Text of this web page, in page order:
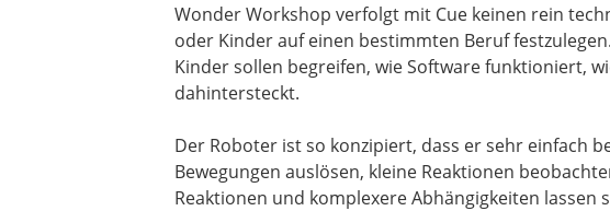
Wonder Workshop verfolgt mit Cue keinen rein
oder Kinder auf einen bestimmten Beruf
Kinder sollen begreifen, wie Software funktioniert,
dahintersteckt.
Der Roboter ist so konzipiert, dass er sehr einfach
Bewegungen auslösen, kleine Reaktionen
Reaktionen und komplexere Abhängigkeiten